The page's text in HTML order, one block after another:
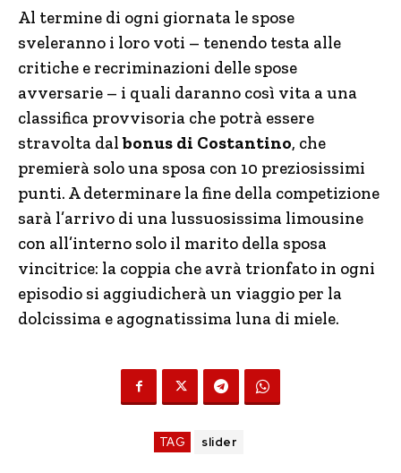
Al termine di ogni giornata le spose
sveleranno i loro voti – tenendo testa alle
critiche e recriminazioni delle spose
avversarie – i quali daranno così vita a una
classifica provvisoria che potrà essere
stravolta dalbonus di Costantino, che
premierà solo una sposa con 10 preziosissimi
punti. A determinare la fine della competizione
sarà l’arrivo di una lussuosissima limousine
con all’interno solo il marito della sposa
vincitrice: la coppia che avrà trionfato in ogni
episodio si aggiudicherà un viaggio per la
dolcissima e agognatissima luna di miele.
TAG slider